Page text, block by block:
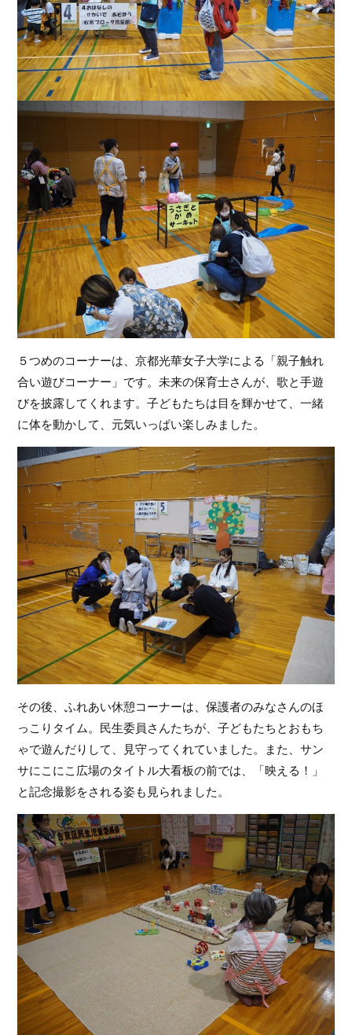
５つめのコーナーは、京都光華女子大学による「親子触れ
合い遊びコーナー」です。未来の保育士さんが、歌と手遊
びを披露してくれます。子どもたちは目を輝かせて、一緒
に体を動かして、元気いっぱい楽しみました。
その後、ふれあい休憩コーナーは、保護者のみなさんのほ
っこりタイム。民生委員さんたちが、子どもたちとおもち
ゃで遊んだりして、見守ってくれていました。また、サン
サにこにこ広場のタイトル大看板の前では、「映える！」
と記念撮影をされる姿も見られました。